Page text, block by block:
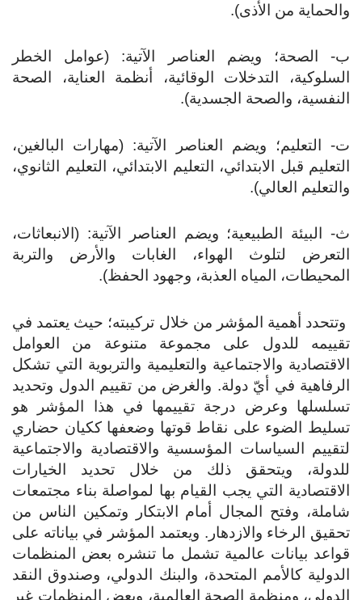
من الأذى).
الصحة؛ ويضم العناصر الآتية: (عوامل الخطر
التدخلات الوقائية، أنظمة العناية، الصحة
والصحة الجسدية).
التعليم؛ ويضم العناصر الآتية: (مهارات البالغين،
قبل الابتدائي، التعليم الابتدائي، التعليم الثانوي،
العالي).
البيئة الطبيعية؛ ويضم العناصر الآتية: (الانبعاثات،
لتلوث الهواء، الغابات والأرض والتربة
المياه العذبة، وجهود الحفظ).
أهمية المؤشر من خلال تركيبته؛ حيث يعتمد في
للدول على مجموعة متنوعة من العوامل
والاجتماعية والتعليمية والتربوية التي تشكل
في أيّ دولة. والغرض من تقييم الدول وتحديد
وعرض درجة تقييمها في هذا المؤشر هو
الضوء على نقاط قوتها وضعفها ككيان حضاري
السياسات المؤسسية والاقتصادية والاجتماعية
ويتحقق ذلك من خلال تحديد الخيارات
التي يجب القيام بها لمواصلة بناء مجتمعات
وفتح المجال أمام الابتكار وتمكين الناس من
الرخاء والازدهار. ويعتمد المؤشر في بياناته على
بيانات عالمية تشمل ما تنشره بعض المنظمات
كالأمم المتحدة، والبنك الدولي، وصندوق النقد
ومنظمة الصحة العالمية، وبعض المنظمات غير